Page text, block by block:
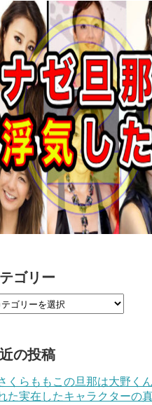
ゴリー
の投稿
くらももこの旦那は大野く
た実在したキャラクターの